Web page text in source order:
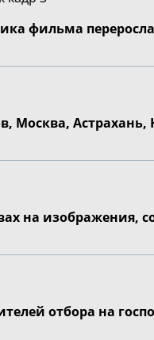
фильма
Москва,
на изображения,
отбора на